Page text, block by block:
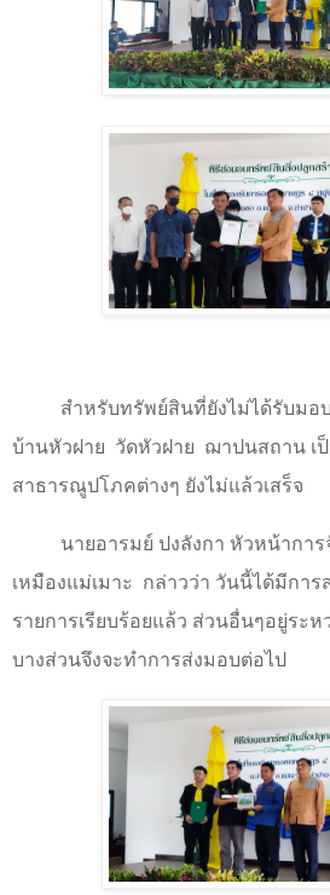
สำหรับทรัพย์สินที่ยังไม่ได้รับมอ
บ้านหัวฝาย วัดหัวฝาย ฌาปนสถาน เ
สาธารณูปโภคต่างๆ ยังไม่แล้วเสร็จ
นายอารมย์ ปงลังกา หัวหน้ากา
เหมืองแม่เมาะ
กล่าวว่า วันนี้ได้มีกา
รายการเรียบร้อยแล้ว ส่วนอื่นๆอยู่ระห
บางส่วนจึงจะทำการส่งมอบต่อไป